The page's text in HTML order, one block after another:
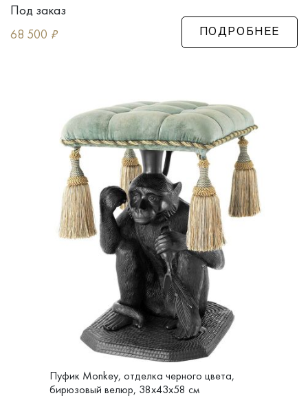
Под заказ
68 500 ₽ ПОДРОБНЕЕ
Пуфик Monkey, отделка черного цвета,
бирюзовый велюр, 38x43x58 см